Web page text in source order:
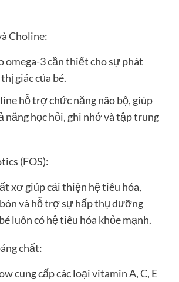
Choline:
omega-3 cần thiết cho sự phát
giác của bé.
hỗ trợ chức năng não bộ, giúp
năng học hỏi, ghi nhớ và tập trung
(FOS):
xơ giúp cải thiện hệ tiêu hóa,
và hỗ trợ sự hấp thụ dưỡng
luôn có hệ tiêu hóa khỏe mạnh.
chất:
cung cấp các loại vitamin A, C, E